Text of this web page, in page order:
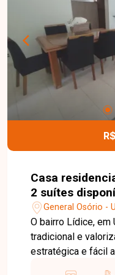
informações e
esta excelente
Casa
2 suítes
bairro General
MG
General Osório -
O bairro Lídice, em
tradicional e
estratégica e fácil